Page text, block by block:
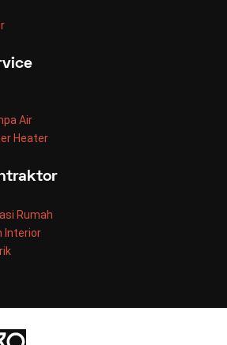
Air
Heater
Rumah
Interior